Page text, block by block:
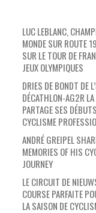
LUC LEBLANC,
MONDE SUR ROUTE
SUR LE TOUR DE
JEUX OLYMPIQUES
DRIES DE BONDT DE
DÉCATHLON-AG2R
PARTAGE SES
CYCLISME
ANDRÉ GREIPEL
MEMORIES OF HIS
JOURNEY
LE CIRCUIT DE
COURSE PARFAITE
LA SAISON DE